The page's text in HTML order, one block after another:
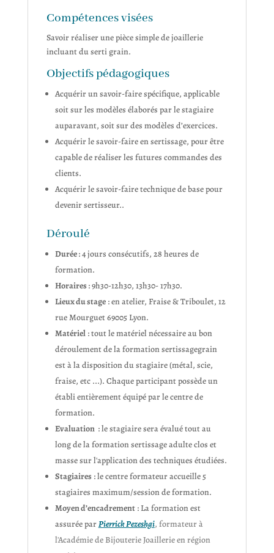
Compétences visées
Savoir réaliser une pièce simple de joaillerie
incluant du serti grain.
Objectifs pédagogiques
Acquérir un savoir-faire spécifique, applicable
soit sur les modèles élaborés par le stagiaire
auparavant, soit sur des modèles d’exercices.
Acquérir le savoir-faire en sertissage, pour être
capable de réaliser les futures commandes des
clients.
Acquérir le savoir-faire technique de base pour
devenir sertisseur..
Déroulé
Durée: 4 jours consécutifs, 28 heures de
formation.
Horaires : 9h30-12h30, 13h30- 17h30.
Lieux du stage: en atelier, Fraise & Triboulet, 12
rue Mourguet 69005 Lyon.
Matériel: tout le matériel nécessaire au bon
déroulement de la formation sertissagegrain
est à la disposition du stagiaire (métal, scie,
fraise, etc ...). Chaque participant possède un
établi entièrement équipé par le centre de
formation.
Evaluation : le stagiaire sera évalué tout au
long de la formation sertissage adulte clos et
masse sur l'application des techniques étudiées.
Stagiaires : le centre formateur accueille 5
stagiaires maximum/session de formation.
Moyen d’encadrement: La formation est
assurée parPierrick Pezeshgi, formateur à
l'Académie de Bijouterie Joaillerie en région